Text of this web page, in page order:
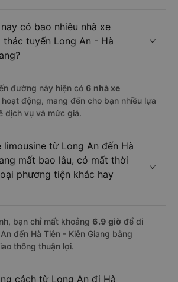
có bao nhiêu nhà xe
thác tuyến Long An - Hà
đường này hiện có 6 nhà xe
động, mang đến cho bạn nhiều lựa
dịch vụ và mức giá.
từ Long An đến Hà
mất bao lâu, có mất thời
phương tiện khác hay
bạn chỉ mất khoảng 6.9 giờ để di
đến Hà Tiên - Kiên Giang bằng
thông thuận lợi.
cách từ Long An đi Hà